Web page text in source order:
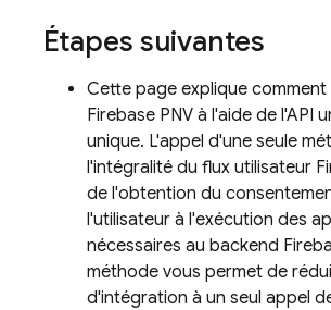
Étapes suivantes
Cette page explique
Firebase PNV à l'aide de l'API
unique. L'appel d'une seule
l'intégralité du flux utilisateur
de l'obtention du
l'utilisateur à l'exécution des
nécessaires au backend
méthode vous permet de
d'intégration à un seul appel